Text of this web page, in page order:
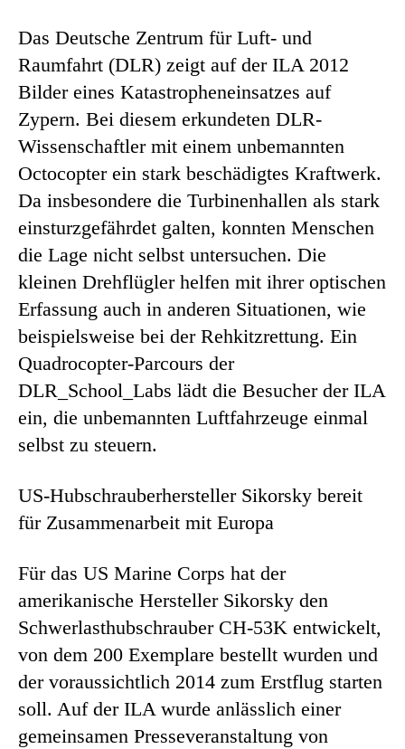
Das Deutsche Zentrum für Luft- und
Raumfahrt (DLR) zeigt auf der ILA 2012
Bilder eines Katastropheneinsatzes auf
Zypern. Bei diesem erkundeten DLR-
Wissenschaftler mit einem unbemannten
Octocopter ein stark beschädigtes Kraftwerk.
Da insbesondere die Turbinenhallen als stark
einsturzgefährdet galten, konnten Menschen
die Lage nicht selbst untersuchen. Die
kleinen Drehflügler helfen mit ihrer optischen
Erfassung auch in anderen Situationen, wie
beispielsweise bei der Rehkitzrettung. Ein
Quadrocopter-Parcours der
DLR_School_Labs lädt die Besucher der ILA
ein, die unbemannten Luftfahrzeuge einmal
selbst zu steuern.
US-Hubschrauberhersteller Sikorsky bereit
für Zusammenarbeit mit Europa
Für das US Marine Corps hat der
amerikanische Hersteller Sikorsky den
Schwerlasthubschrauber CH-53K entwickelt,
von dem 200 Exemplare bestellt wurden und
der voraussichtlich 2014 zum Erstflug starten
soll. Auf der ILA wurde anlässlich einer
gemeinsamen Presseveranstaltung von